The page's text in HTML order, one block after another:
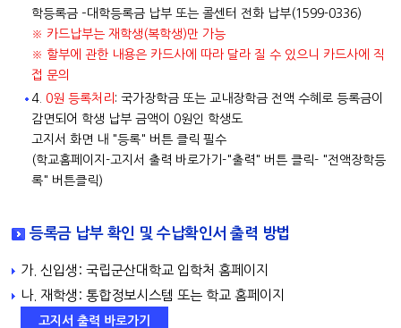
학등록금 –대학등록금 납부 또는 콜센터 전화 납부(1599-0336)
※ 카드납부는 재학생(복학생)만 가능
※ 할부에 관한 내용은 카드사에 따라 달라 질 수 있으니 카드사에 직
접 문의
4. 0원 등록처리 : 국가장학금 또는 교내장학금 전액 수혜로 등록금이
감면되어 학생 납부 금액이 0원인 학생도
고지서 화면 내 "등록" 버튼 클릭 필수
(학교홈페이지-고지서 출력 바로가기-"출력" 버튼 클릭- "전액장학등
록" 버튼클릭)
등록금 납부 확인 및 수납확인서 출력 방법
가. 신입생: 국립군산대학교 입학처 홈페이지
나. 재학생: 통합정보시스템 또는 학교 홈페이지
고지서 출력 바로가기